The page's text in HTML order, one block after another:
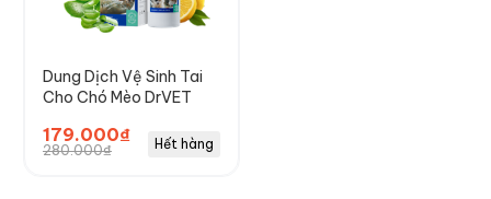
Dung Dịch Vệ Sinh Tai
Cho Chó Mèo DrVET
179.000₫
280.000₫ Hết hàng